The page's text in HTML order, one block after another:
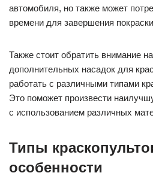
автомобиля, но также может
времени для завершения
Также стоит обратить внимание
дополнительных насадок для
работать с различными типами
Это поможет произвести
с использованием различных
Типы
особенности